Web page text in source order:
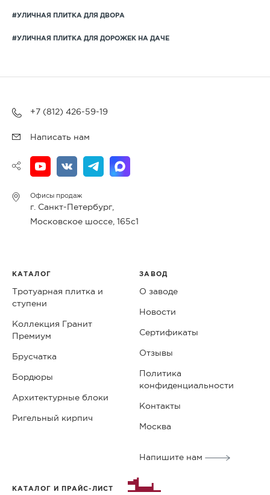
#УЛИЧНАЯ ПЛИТКА ДЛЯ ДВОРА
#УЛИЧНАЯ ПЛИТКА ДЛЯ ДОРОЖЕК НА ДАЧЕ
+7 (812) 426-59-19
Написать нам
Офисы продаж
г. Санкт-Петербург,
Московское шоссе, 165с1
КАТАЛОГ
Тротуарная плитка и
ступени
Коллекция Гранит
Премиум
Брусчатка
Бордюры
Архитектурные блоки
Ригельный кирпич
ЗАВОД
О заводе
Новости
Сертификаты
Отзывы
Политика
конфиденциальности
Контакты
Москва
Напишите нам
КАТАЛОГ И ПРАЙС-ЛИСТ